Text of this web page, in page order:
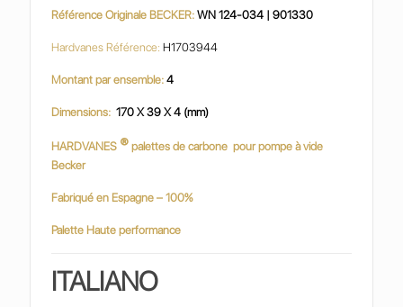
Référence Originale BECKER: WN 124-034 | 901330
Hardvanes Référence: H1703944
Montant par ensemble:4
Dimensions:170 X 39 X 4 (mm)
HARDVANES ® palettes de carbone pour pompe à vide
Becker
Fabriqué en Espagne – 100%
Palette Haute performance
ITALIANO